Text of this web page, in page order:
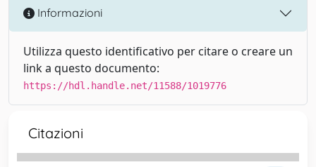
Informazioni
Utilizza questo identificativo per citare o creare un
link a questo documento:
https://hdl.handle.net/11588/1019776
Citazioni